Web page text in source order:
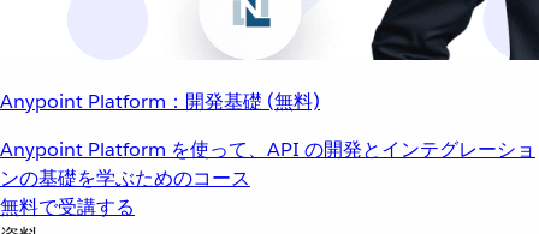
Anypoint Platform：開発基礎 (無料)
Anypoint Platform を使って、API の開発とインテグレーショ
ンの基礎を学ぶためのコース
無料で受講する